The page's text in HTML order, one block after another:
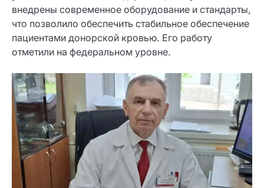
внедрены современное оборудование и стандарты,
что позволило обеспечить стабильное обеспечение
пациентами донорской кровью. Его работу
отметили на федеральном уровне.